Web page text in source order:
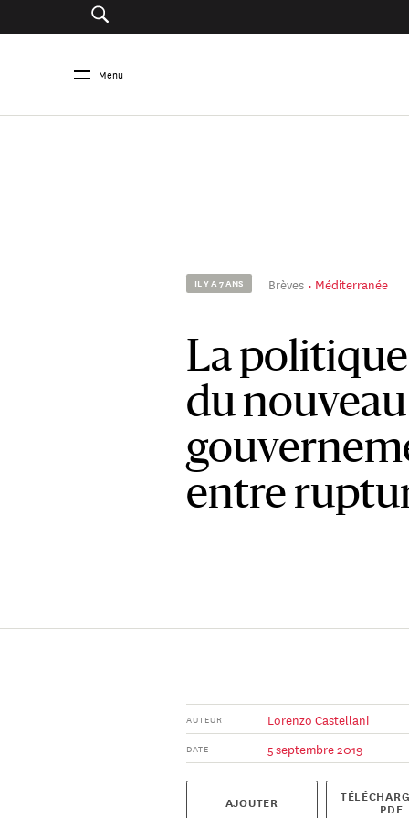
Menu
IL Y A 7 ANS Brèves Méditerranée
La
du nouveau
entre
AUTEUR Lorenzo Castellani
DATE 5 septembre 2019
AJOUTER PDF